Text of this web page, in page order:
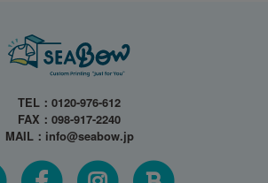
TEL： 0120-976-612
FAX：098-917-2240
MAIL： info@seabow.jp